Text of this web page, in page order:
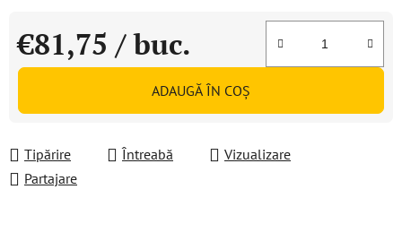
€81,75 / buc.
Evaluare preţ:
ADAUGĂ ÎN COŞ
Tipărire Întreabă
Vizualizare
Partajare